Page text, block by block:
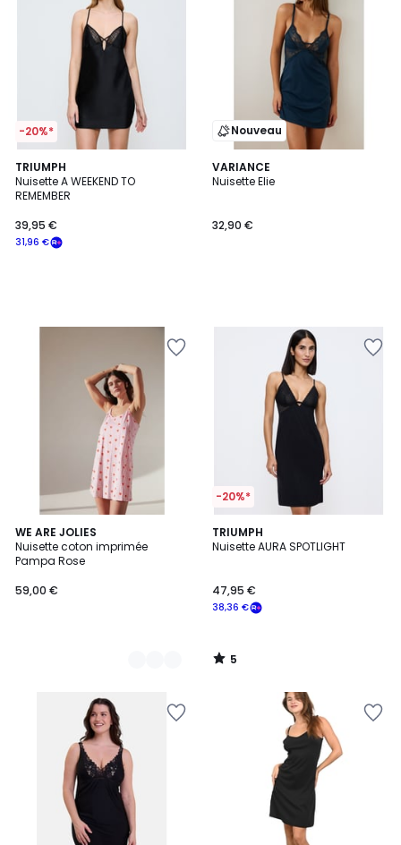
-20%*
TRIUMPH
Nuisette A WEEKEND TO
REMEMBER
31,96 €
39,95 €
Nouveau
VARIANCE
Nuisette Elie
32,90 €
WE ARE JOLIES
Nuisette coton imprimée
Pampa Rose
59,00 €
3
Couleurs
-20%*
TRIUMPH
Nuisette AURA SPOTLIGHT
38,36 €
47,95 €
5
/
5
/